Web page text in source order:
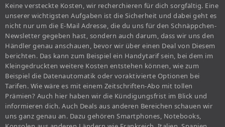
Keine versteckte Kosten, wir recherchieren für dich sorgfältig. Eine
unserer wichtigsten Aufgaben ist die Sicherheit und dabei geht es
nicht nur um die E-Mail Adresse, die du uns für den Schnäppchen-
Newsletter gegeben hast, sondern auch darum, dass wir uns den
Händler genau anschauen, bevor wir über einen Deal von Diesem
berichten. Das kann zum Beispiel ein Handytarif sein, bei dem im
Kleingedruckten weitere Kosten entstehen können, wie zum
Beispiel die Datenautomatik oder voraktivierte Optionen bei
Tarifen. Wie wäre es mit einem Zeitschriften-Abo mit tollen
Prämien? Auch hier haben wir die Kündigungsfrist im Blick und
informieren dich. Auch Deals aus anderen Bereichen schauen wir
uns ganz genau an. Dazu gehören Smartphones, Notebooks,